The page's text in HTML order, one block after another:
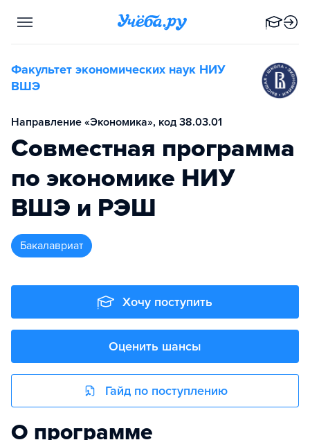
Факультет экономических наук НИУ
ВШЭ
Направление «Экономика», код 38.03.01
Совместная программа
по экономике НИУ
ВШЭ и РЭШ
бакалавриат
Хочу поступить
Оценить шансы
Гайд по поступлению
О программе